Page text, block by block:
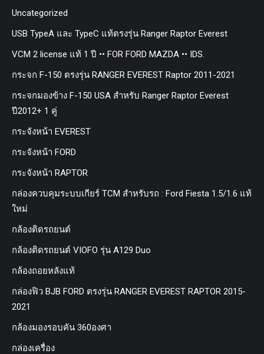
Uncategorized
USB TypeA และ TypeC แท้ตรงรุ่น Ranger Raptor Everest
VCM 2 license แท้ 1 ปี •• FOR FORD MAZDA •• IDS.
กระจก F-150 ตรงรุ่น RANGER EVEREST Raptor 2011-2021
กระจกมองข้าง F-150 USA สำหรับ Ranger Raptor Everest
ปี2012+ 1 คู่
กระจังหน้า EVEREST
กระจังหน้า FORD
กระจังหน้า RAPTOR
กล่องควบคุมระบบเกียร์ TCM สำหรับรถ : Ford Fiesta 1.5/1.6 แท้
ใหม่
กล้องติดรถยนต์
กล้องติดรถยนต์ VIOFO รุ่น A129 Duo
กล้องถอยหลังแท้
กล่องฟิว BJB FORD ตรงรุ่น RANGER EVEREST RAPTOR 2015-
2021
กล้องมองรอบคัน 360องศา
กล่องเครื่อง